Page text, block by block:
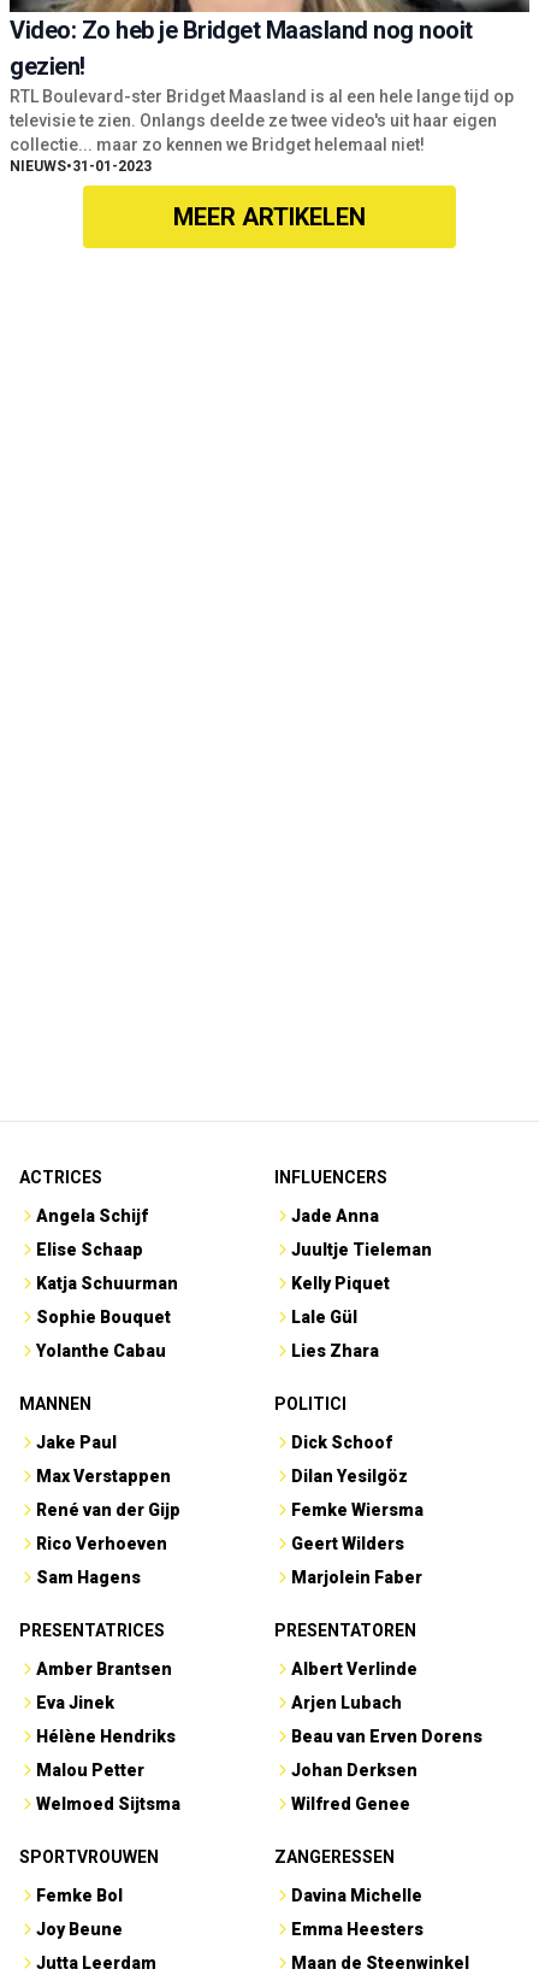
Video: Zo heb je Bridget Maasland nog nooit
gezien!
RTL Boulevard-ster Bridget Maasland is al een hele lange tijd op
televisie te zien. Onlangs deelde ze twee video's uit haar eigen
collectie... maar zo kennen we Bridget helemaal niet!
NIEUWS•31-01-2023
MEER ARTIKELEN
ACTRICES
Angela Schijf
Elise Schaap
Katja Schuurman
Sophie Bouquet
Yolanthe Cabau
INFLUENCERS
Jade Anna
Juultje Tieleman
Kelly Piquet
Lale Gül
Lies Zhara
MANNEN
Jake Paul
Max Verstappen
René van der Gijp
Rico Verhoeven
Sam Hagens
POLITICI
Dick Schoof
Dilan Yesilgöz
Femke Wiersma
Geert Wilders
Marjolein Faber
PRESENTATRICES
Amber Brantsen
Eva Jinek
Hélène Hendriks
Malou Petter
Welmoed Sijtsma
PRESENTATOREN
Albert Verlinde
Arjen Lubach
Beau van Erven Dorens
Johan Derksen
Wilfred Genee
SPORTVROUWEN
Femke Bol
Joy Beune
Jutta Leerdam
ZANGERESSEN
Davina Michelle
Emma Heesters
Maan de Steenwinkel